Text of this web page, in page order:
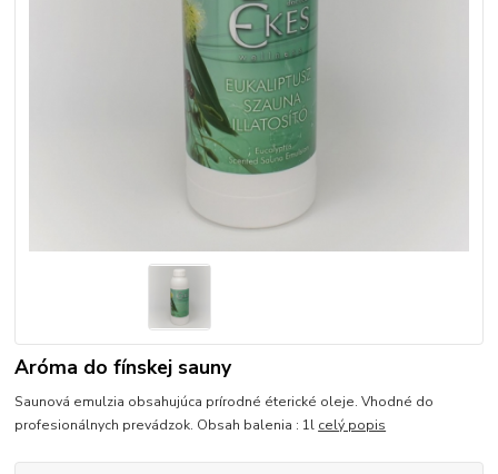
Aróma do fínskej sauny
Saunová emulzia obsahujúca prírodné éterické oleje. Vhodné do
profesionálnych prevádzok. Obsah balenia : 1l celý popis